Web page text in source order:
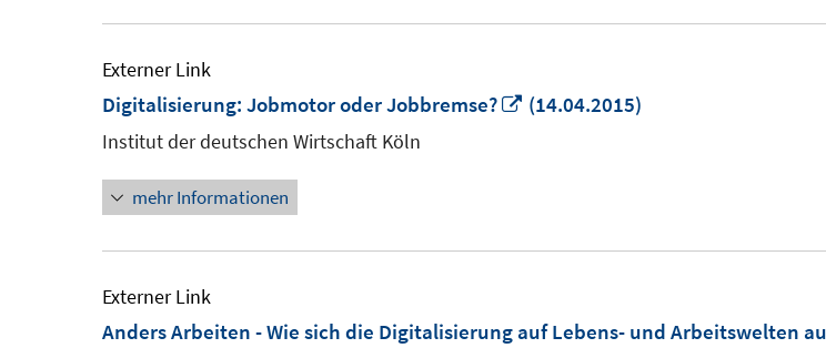
Externer Link
Digitalisierung: Jobmotor oder Jobbremse?
In
(14.04.2015)
Institut der deutschen Wirtschaft Köln
mehr Informationen
Externer Link
Anders Arbeiten - Wie sich die Digitalisierung auf Lebens- und Arbeitswelten